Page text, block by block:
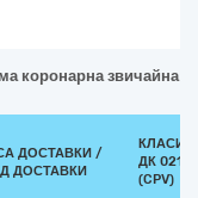
коронарна звичайна
ДОСТАВКИ /
ДОСТАВКИ
ДК
(CPV)